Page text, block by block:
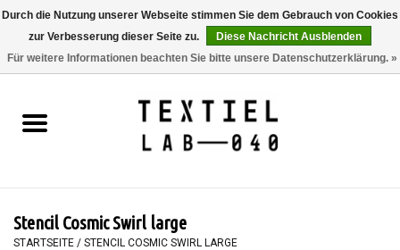
0 Artikel - €0,00
BÜCHER
MALEN
Stencil Cosmic Swirl large
STARTSEITE / STENCIL COSMIC SWIRL LARGE
Durch die Nutzung unserer Webseite stimmen Sie dem Gebrauch von Cookies
zur Verbesserung dieser Seite zu.
Diese Nachricht Ausblenden
Für weitere Informationen beachten Sie bitte unsere Datenschutzerklärung. »